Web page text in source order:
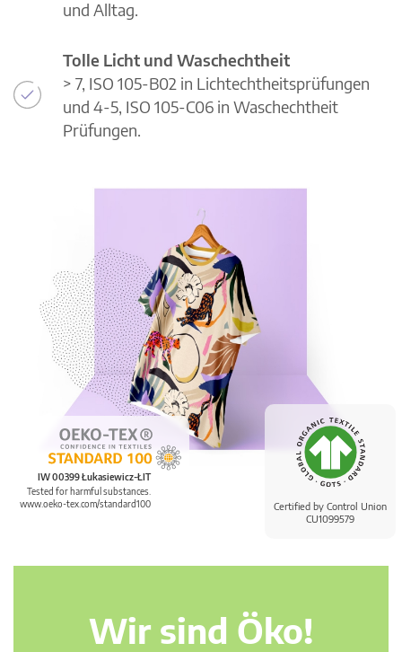
Certified by Control Union
CU1099579
IW 00399 Łukasiewicz-ŁIT
Tested for harmful substances.
www.oeko-tex.com/standard100
und Alltag.
Tolle Licht und Waschechtheit
> 7, ISO 105-B02 in Lichtechtheitsprüfungen
und 4-5, ISO 105-C06 in Waschechtheit
Prüfungen.
Wir sind Öko!